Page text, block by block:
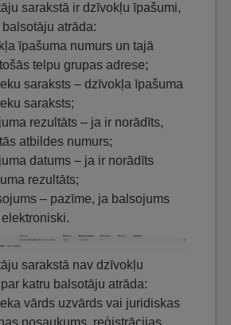
sarakstā ir dzīvokļu īpašumi,
balsotāju atrāda:
īpašuma numurs un tajā
telpu grupas adrese;
saraksts – dzīvokļa īpašuma
saraksts;
rezultāts – ja ir norādīts,
atbildes numurs;
datums – ja ir norādīts
rezultāts;
– pazīme, ja balsojums
sarakstā nav dzīvokļu
katru balsotāju atrāda:
vārds uzvārds vai juridiskas